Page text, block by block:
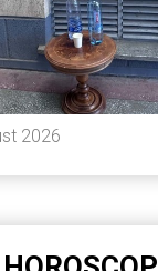
2026